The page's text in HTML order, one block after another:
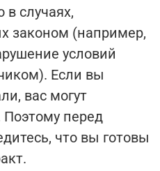
случаях,
законом (например,
условий
Если вы
вас могут
перед
что вы готовы